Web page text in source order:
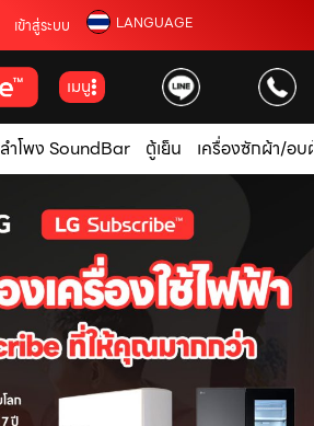
เข้าสู่ระบบ LANGUAGE
เมนู
ลำโพง SoundBar ตู้เย็น เครื่องซักผ้า/อบ